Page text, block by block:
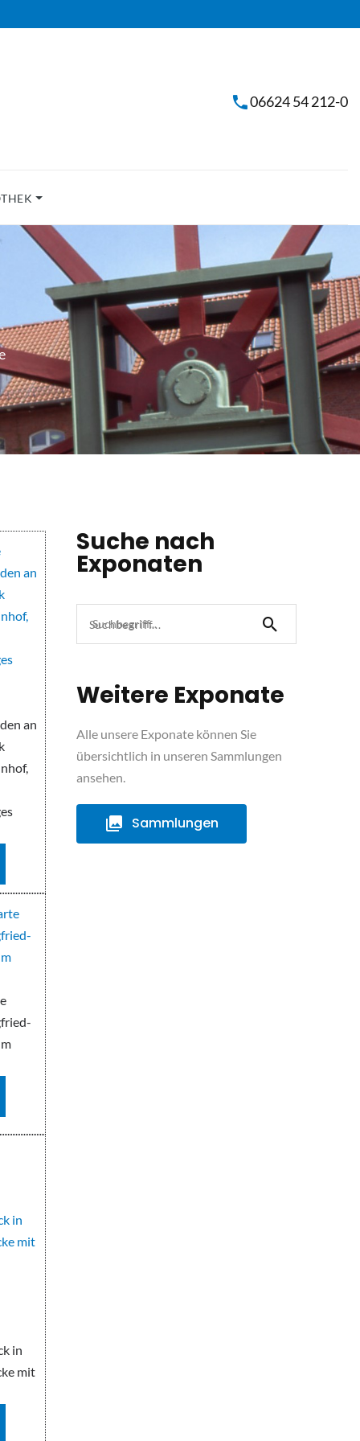
06624 54 212-0
an
in
mit
Suche nach
Exponaten
Suchbegriff...
Weitere Exponate
Alle unsere Exponate können Sie
übersichtlich in unseren Sammlungen
ansehen.
Sammlungen